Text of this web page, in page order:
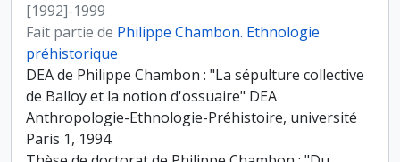
[1992]-1999
Fait partie de Philippe Chambon. Ethnologie
préhistorique
DEA de Philippe Chambon : "La sépulture collective
de Balloy et la notion d'ossuaire" DEA
Anthropologie-Ethnologie-Préhistoire, université
Paris 1, 1994.